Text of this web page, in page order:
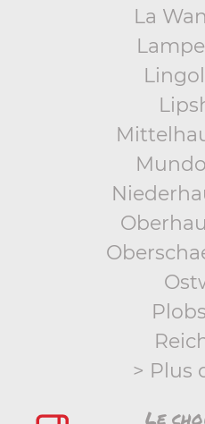
La
> Plus
Le